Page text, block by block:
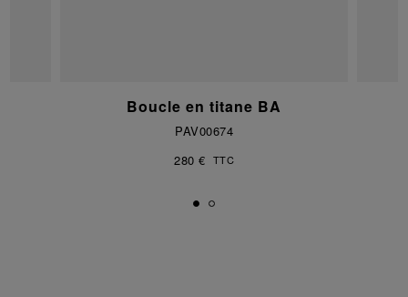
Boucle en titane BA
PAV00674
280 € TTC